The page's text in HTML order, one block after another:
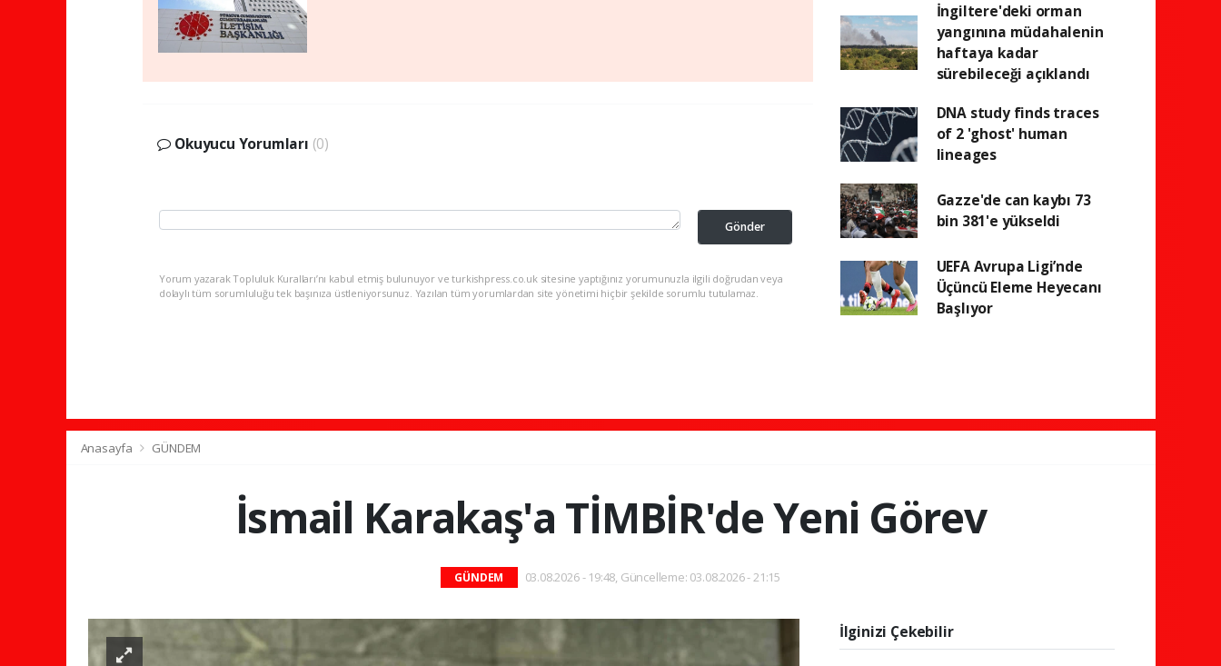
Okuyucu Yorumları (0)
Gönder
Yorum yazarak Topluluk Kuralları’nı kabul etmiş bulunuyor ve turkishpress.co.uk sitesine yaptığınız yorumunuzla ilgili doğrudan veya
dolaylı tüm sorumluluğu tek başınıza üstleniyorsunuz. Yazılan tüm yorumlardan site yönetimi hiçbir şekilde sorumlu tutulamaz.
İngiltere'deki orman
yangınına müdahalenin
haftaya kadar
sürebileceği açıklandı
DNA study finds traces
of 2 'ghost' human
lineages
Gazze'de can kaybı 73
bin 381'e yükseldi
UEFA Avrupa Ligi’nde
Üçüncü Eleme Heyecanı
Başlıyor
Anasayfa GÜNDEM
İsmail Karakaş'a TİMBİR'de Yeni Görev
GÜNDEM 03.08.2026 - 19:48, Güncelleme: 03.08.2026 - 21:15
İlginizi Çekebilir